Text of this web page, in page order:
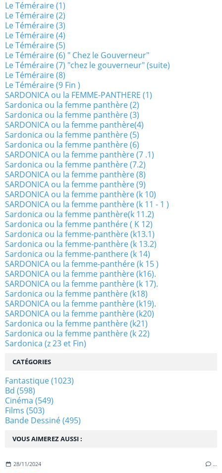
VOUS AIMEREZ AUSSI :
28/11/2024 …
Le Téméraire (1)
Le Téméraire (2)
Le Téméraire (3)
Le Téméraire (4)
Le Téméraire (5)
Le Téméraire (6) " Chez le Gouverneur"
Le Téméraire (7) "chez le gouverneur" (suite)
Le Téméraire (8)
Le Téméraire (9 Fin )
SARDONICA ou la FEMME-PANTHERE (1)
Sardonica ou la femme panthère (2)
Sardonica ou la femme panthère (3)
SARDONICA ou la femme panthère(4)
Sardonica ou la femme panthère (5)
Sardonica ou la femme panthère (6)
SARDONICA ou la femme panthère (7 .1)
Sardonica ou la femme panthère (7.2)
SARDONICA ou la femme panthère (8)
SARDONICA ou la femme panthère (9)
SARDONICA ou la femme panthère (k 10)
SARDONICA ou la femme panthère (k 11 - 1 )
Sardonica ou la femme panthère(k 11.2)
Sardonica ou la femme panthére ( K 12)
Sardonica ou la femme-panthère (k13.1)
Sardonica ou la femme-panthère (k 13.2)
Sardonica ou la femme-panthere (k 14)
SARDONICA ou la femme-panthére (k 15 )
SARDONICA ou la femme panthère (k16).
SARDONICA ou la femme panthère (k 17).
Sardonica ou la femme panthère (k18)
SARDONICA ou la femme panthère (k19).
SARDONICA ou la femme panthère (k20)
Sardonica ou la femme panthère (k21)
Sardonica ou la femme panthère (k 22)
Sardonica (z 23 et Fin)
CATÉGORIES
Fantastique(1023)
Bd (598)
Cinéma (549)
Films (503)
Bande Dessiné(495)